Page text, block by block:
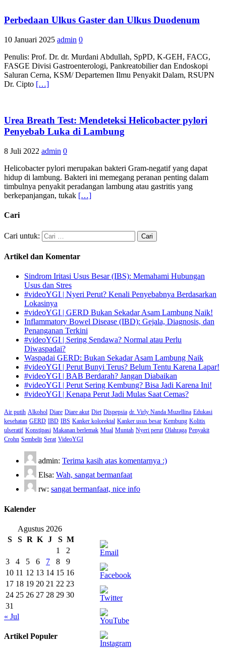
Perbedaan Ulkus Gaster dan Ulkus Duodenum
10 Januari 2025 admin 0
Penulis: Prof. Dr. dr. Murdani Abdullah, SpPD, K-GEH, FACG,
FASGE Divisi Gastroenterologi, Pankreatobilier dan Endoskopi
Saluran Cerna, KSM/ Departemen Ilmu Penyakit Dalam, RSUPN
Dr. Cipto […]
Urea Breath Test: Mendeteksi Helicobacter pylori
Penyebab Luka di Lambung
8 Juli 2022 admin 0
Helicobacter pylori merupakan bakteri Gram-negatif yang dapat
hidup di lambung. Bakteri ini memegang peranan penting dalam
timbulnya penyakit peradangan lambung atau gastritis yang
berkepanjangan, tukak […]
Cari
Cari untuk:
Artikel dan Komentar
Sindrom Iritasi Usus Besar (IBS): Memahami Hubungan
Usus dan Stres
#videoYGI | Nyeri Perut? Kenali Penyebabnya Berdasarkan
Lokasinya
#videoYGI | GERD Bukan Sekadar Asam Lambung Naik!
Inflammatory Bowel Disease (IBD): Gejala, Diagnosis, dan
Penanganan Terkini
#videoYGI | Sering Sendawa? Normal atau Perlu
Diwaspadai?
Waspadai GERD: Bukan Sekadar Asam Lambung Naik
#videoYGI | Perut Bunyi Terus? Belum Tentu Karena Lapar!
#videoYGI | BAB Berdarah? Jangan Diabaikan
#videoYGI | Perut Sering Kembung? Bisa Jadi Karena Ini!
#videoYGI | Kenapa Perut Jadi Mulas Saat Cemas?
Air putih Alkohol Diare Diare akut Diet Dispepsia dr. Virly Nanda Muzellina Edukasi
kesehatan GERD IBD IBS Kanker kolorektal Kanker usus besar Kembung Kolitis
ulseratif Konstipasi Makanan berlemak Mual Muntah Nyeri perut Olahraga Penyakit
Crohn Sembelit Serat VideoYGI
admin: Terima kasih atas komentarnya :)
Elsa: Wah, sangat bermanfaat
rw: sangat bermanfaat, nice info
Kalender
Agustus 2026
S
S R K J S M
1
2
3
4 5 6 7 8
9
10 11 12 13 14 15 16
17 18 19 20 21 22 23
24 25 26 27 28 29 30
31
« Jul
Artikel Populer